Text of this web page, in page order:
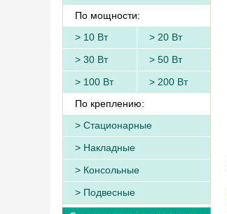
По мощности:
10 Вт
20 Вт
30 Вт
50 Вт
100 Вт
200 Вт
По креплению:
Стационарные
Накладные
Консольные
Подвесные